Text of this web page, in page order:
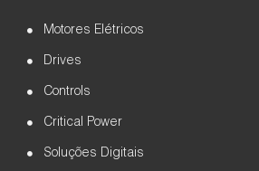
Motores Elétricos
Drives
Controls
Critical Power
Soluções Digitais